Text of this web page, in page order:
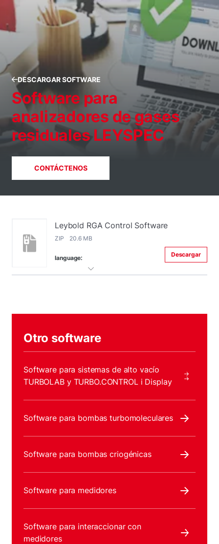
DESCARGAR SOFTWARE
Software para
analizadores de gases
residuales LEYSPEC
CONTÁCTENOS
Leybold RGA Control Software
ZIP 20.6 MB
language: Descargar
Otro software
Software para sistemas de alto vacío
TURBOLAB y TURBO.CONTROL i Display
Software para bombas turbomoleculares
Software para bombas criogénicas
Software para medidores
Software para interaccionar con
medidores